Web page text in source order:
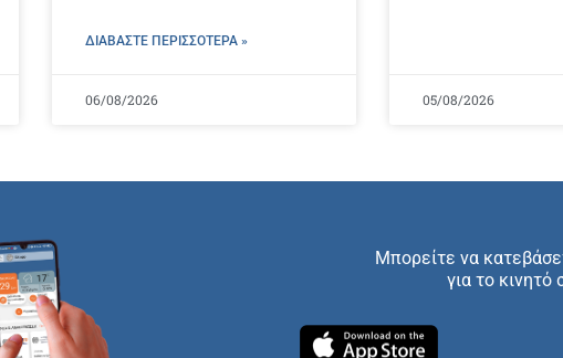
ΔΙΑΒΑΣΤΕ ΠΕΡΙΣΣΌΤΕΡΑ »
06/08/2026 05/08/2026
Μπορείτε να
για το